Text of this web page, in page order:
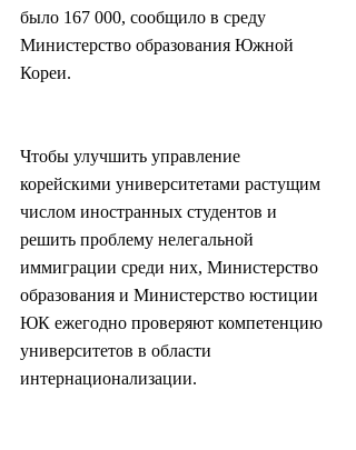
было 167 000, сообщило в среду
Министерство образования Южной
Кореи.
Чтобы улучшить управление
корейскими университетами растущим
числом иностранных студентов и
решить проблему нелегальной
иммиграции среди них, Министерство
образования и Министерство юстиции
ЮК ежегодно проверяют компетенцию
университетов в области
интернационализации.